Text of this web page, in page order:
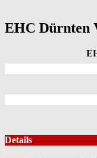
EHC Dürnten
Details